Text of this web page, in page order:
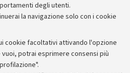
degli utenti.
la navigazione solo con i cookie
cookie facoltativi attivando l'opzione
potrai esprimere consensi più
e 5x1000
gare e concorsi
online